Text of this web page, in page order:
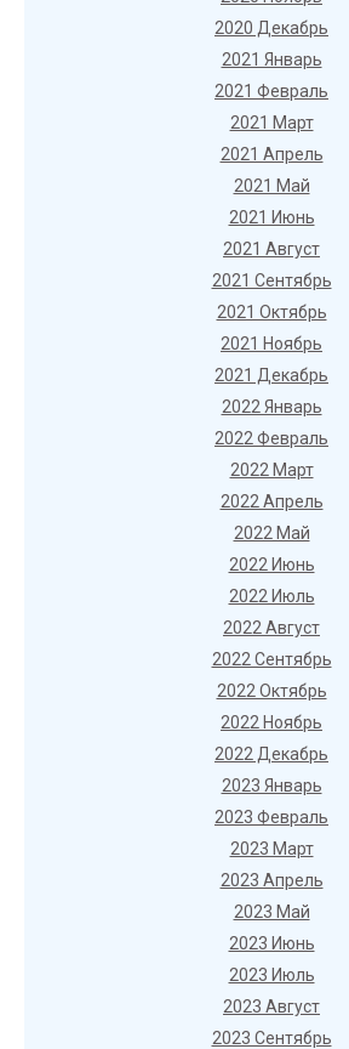
2020 Декабрь
2021 Январь
2021 Февраль
2021 Март
2021 Апрель
2021 Май
2021 Июнь
2021 Август
2021 Сентябрь
2021 Октябрь
2021 Ноябрь
2021 Декабрь
2022 Январь
2022 Февраль
2022 Март
2022 Апрель
2022 Май
2022 Июнь
2022 Июль
2022 Август
2022 Сентябрь
2022 Октябрь
2022 Ноябрь
2022 Декабрь
2023 Январь
2023 Февраль
2023 Март
2023 Апрель
2023 Май
2023 Июнь
2023 Июль
2023 Август
2023 Сентябрь